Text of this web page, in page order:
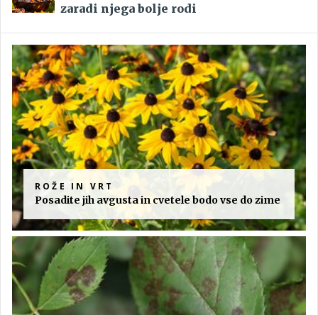
zaradi njega bolje rodi
ROŽE IN VRT
Posadite jih avgusta in cvetele bodo vse do zime